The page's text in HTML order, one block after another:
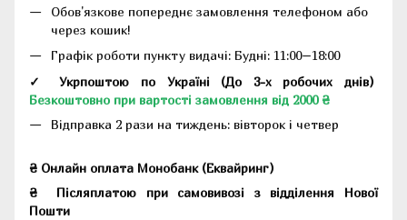
Обов'язкове попереднє замовлення телефоном або
через кошик!
Графік роботи пункту видачі: Будні: 11:00–18:00
✓ Укрпоштою по Україні (До 3-х робочих днів)
Безкоштовно при вартості замовлення від 2000 ₴
Відправка 2 рази на тиждень: вівторок і четвер
₴ Онлайн оплата Монобанк (Еквайринг)
₴
Післяплатою при самовивозі з відділення Нової
Пошти